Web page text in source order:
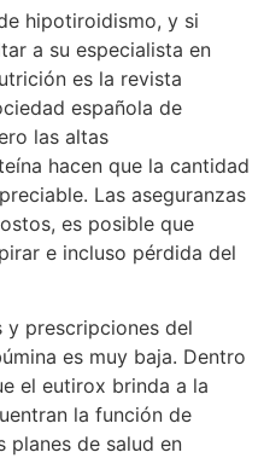
hipotiroidismo, y si
a su especialista en
es la revista
española de
las altas
hacen que la cantidad
Las aseguranzas
es posible que
e incluso pérdida del
y prescripciones del
es muy baja. Dentro
el eutirox brinda a la
la función de
planes de salud en